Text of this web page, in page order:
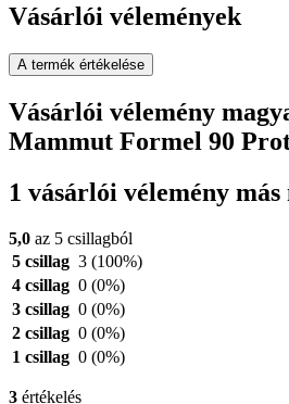
Vásárlói vélemények
A termék értékelése
Vásárlói vélemény
Mammut Formel 90
1 vásárlói vélemény más
5,0 az 5 csillagból
5 csillag 3 (100%)
4 csillag 0 (0%)
3 csillag 0 (0%)
2 csillag 0 (0%)
1 csillag 0 (0%)
3 értékelés